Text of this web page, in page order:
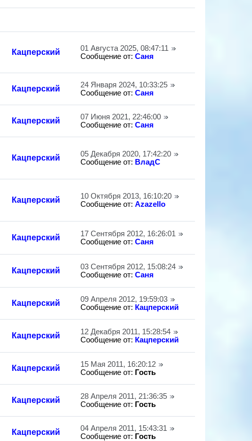
Кацперский
01 Августа 2025, 08:47:11
Сообщение от: Саня
Кацперский
24 Января 2024, 10:33:25
Сообщение от: Саня
Кацперский
07 Июня 2021, 22:46:00
Сообщение от: Саня
Кацперский
05 Декабря 2020, 17:42:20
Сообщение от: ВладС
Кацперский
10 Октября 2013, 16:10:20
Сообщение от: Azazello
Кацперский
17 Сентября 2012, 16:26:01
Сообщение от: Саня
Кацперский
03 Сентября 2012, 15:08:24
Сообщение от: Саня
Кацперский
09 Апреля 2012, 19:59:03
Сообщение от: Кацперский
Кацперский
12 Декабря 2011, 15:28:54
Сообщение от: Кацперский
Кацперский
15 Мая 2011, 16:20:12
Сообщение от: Гость
Кацперский
28 Апреля 2011, 21:36:35
Сообщение от: Гость
Кацперский
04 Апреля 2011, 15:43:31
Сообщение от: Гость